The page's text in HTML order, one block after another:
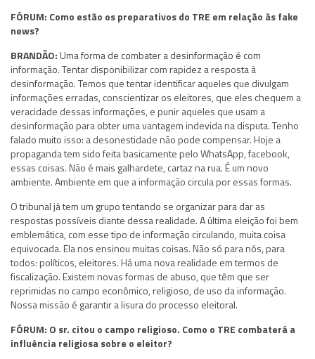
FÓRUM: Como estão os preparativos do TRE em relação às fake
news?
BRANDÃO: Uma forma de combater a desinformação é com
informação. Tentar disponibilizar com rapidez a resposta à
desinformação. Temos que tentar identificar aqueles que divulgam
informações erradas, conscientizar os eleitores, que eles chequem a
veracidade dessas informações, e punir aqueles que usam a
desinformação para obter uma vantagem indevida na disputa. Tenho
falado muito isso: a desonestidade não pode compensar. Hoje a
propaganda tem sido feita basicamente pelo WhatsApp, facebook,
essas coisas. Não é mais galhardete, cartaz na rua. É um novo
ambiente. Ambiente em que a informação circula por essas formas.
O tribunal já tem um grupo tentando se organizar para dar as
respostas possíveis diante dessa realidade. A última eleição foi bem
emblemática, com esse tipo de informação circulando, muita coisa
equivocada. Ela nos ensinou muitas coisas. Não só para nós, para
todos: políticos, eleitores. Há uma nova realidade em termos de
fiscalização. Existem novas formas de abuso, que têm que ser
reprimidas no campo econômico, religioso, de uso da informação.
Nossa missão é garantir a lisura do processo eleitoral.
FÓRUM: O sr. citou o campo religioso. Como o TRE combaterá a
influência religiosa sobre o eleitor?